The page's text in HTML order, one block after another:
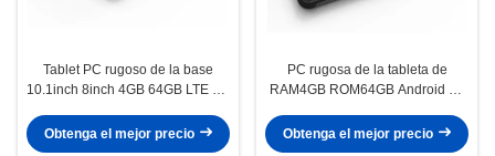
Tablet PC rugoso de la base
10.1inch 8inch 4GB 64GB LTE 4G
RFID
Obtenga el mejor precio
PC rugosa de la tableta de
RAM4GB ROM64GB Android de
huella dactilar de Biomtric
Obtenga el mejor precio